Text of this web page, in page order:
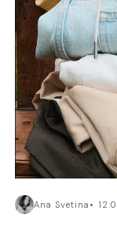
Ana Svetina